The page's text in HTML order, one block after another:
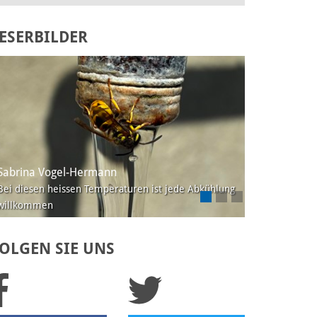
Vogel-Hermann
diesen heissen Temperaturen ist jede Abkühlung
Laden Sie Ihr eigenes Bild hoch
SIE UNS